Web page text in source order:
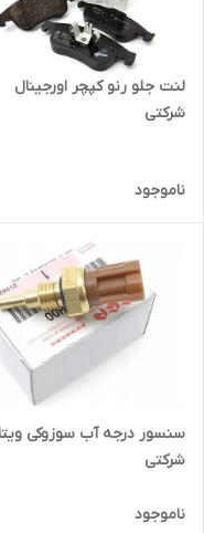
لنت جلو رنو کپچر اورجینال
شرکتی
ناموجود
سنسور درجه آب سوزوکی
شرکتی
ناموجود